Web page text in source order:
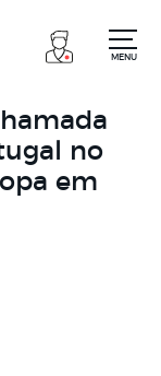
MENU
no
em